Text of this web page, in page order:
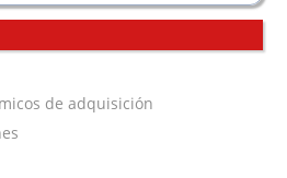
de adquisición